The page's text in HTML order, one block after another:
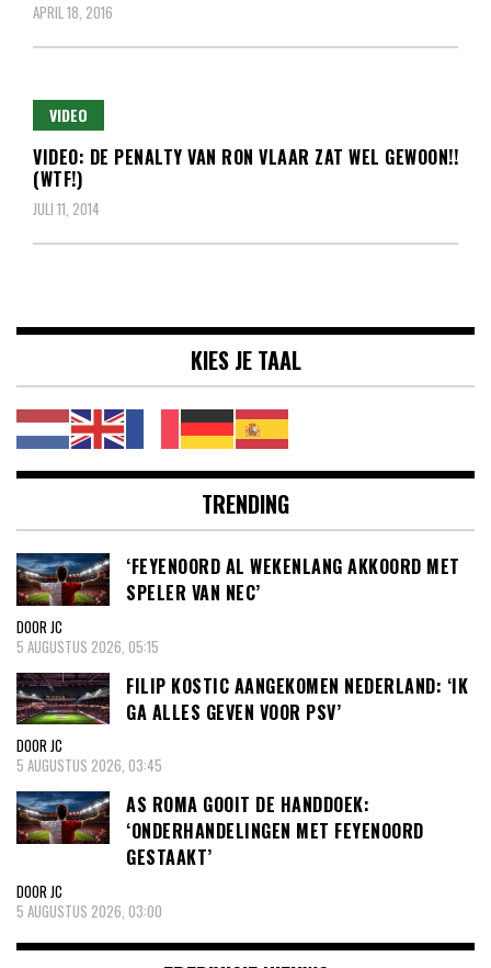
APRIL 18, 2016
VIDEO
VIDEO: DE PENALTY VAN RON VLAAR ZAT WEL GEWOON!!
(WTF!)
JULI 11, 2014
KIES JE TAAL
TRENDING
‘FEYENOORD AL WEKENLANG AKKOORD MET
SPELER VAN NEC’
DOOR JC
5 AUGUSTUS 2026, 05:15
FILIP KOSTIC AANGEKOMEN NEDERLAND: ‘IK
GA ALLES GEVEN VOOR PSV’
DOOR JC
5 AUGUSTUS 2026, 03:45
AS ROMA GOOIT DE HANDDOEK:
‘ONDERHANDELINGEN MET FEYENOORD
GESTAAKT’
DOOR JC
5 AUGUSTUS 2026, 03:00